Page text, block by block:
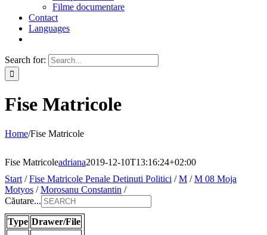
Filme documentare
Contact
Languages
Search for:
Fise Matricole
Home/Fise Matricole
Fise Matricoleadriana2019-12-10T13:16:24+02:00
Start /Fise Matricole Penale Detinuti Politici /M /M 08 Moja
Motyos /Morosanu Constantin /
Căutare...
Type Drawer/File